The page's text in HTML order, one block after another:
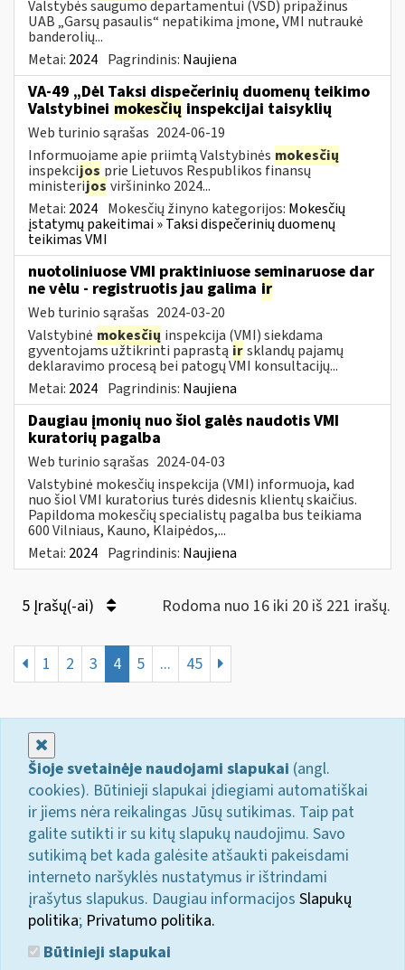
Valstybės saugumo departamentui (VSD) pripažinus
UAB „Garsų pasaulis“ nepatikima įmone, VMI nutraukė
banderolių...
Metai: 2024 Pagrindinis: Naujiena
VA-49 „Dėl Taksi dispečerinių duomenų teikimo
Valstybinei mokesčių inspekcijai taisyklių
Web turinio sąrašas 2024-06-19
Informuojame apie priimtą Valstybinės mokesčių
inspekcijos prie Lietuvos Respublikos finansų
ministerijos viršininko 2024...
Metai: 2024 Mokesčių žinyno kategorijos: Mokesčių
įstatymų pakeitimai » Taksi dispečerinių duomenų
teikimas VMI
nuotoliniuose VMI praktiniuose seminaruose dar
ne vėlu - registruotis jau galima ir
Web turinio sąrašas 2024-03-20
Valstybinė mokesčių inspekcija (VMI) siekdama
gyventojams užtikrinti paprastą irsklandų pajamų
deklaravimo procesą bei patogų VMI konsultacijų...
Metai: 2024 Pagrindinis: Naujiena
Daugiau įmonių nuo šiol galės naudotis VMI
kuratorių pagalba
Web turinio sąrašas 2024-04-03
Valstybinė mokesčių inspekcija (VMI) informuoja, kad
nuo šiol VMI kuratorius turės didesnis klientų skaičius.
Papildoma mokesčių specialistų pagalba bus teikiama
600 Vilniaus, Kauno, Klaipėdos,...
Metai: 2024 Pagrindinis: Naujiena
5 Įrašų(-ai) Rodoma nuo 16 iki 20 iš 221 irašų.
1 2 3 4 5 ... 45
Šioje svetainėje naudojami slapukai (angl.
cookies). Būtinieji slapukai įdiegiami automatiškai
ir jiems nėra reikalingas Jūsų sutikimas. Taip pat
galite sutikti ir su kitų slapukų naudojimu. Savo
sutikimą bet kada galėsite atšaukti pakeisdami
interneto naršyklės nustatymus ir ištrindami
įrašytus slapukus. Daugiau informacijos Slapukų
politika; Privatumo politika.
Būtinieji slapukai